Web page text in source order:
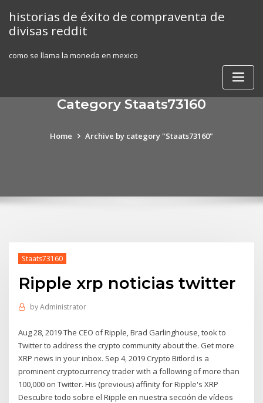
content
historias de éxito de compraventa de
divisas reddit
como se llama la moneda en mexico
Category Staats73160
Home Archive by category "Staats73160"
Staats73160
Ripple xrp noticias twitter
byAdministrator
Aug 28, 2019 The CEO of Ripple, Brad Garlinghouse, took to
Twitter to address the crypto community about the. Get more
XRP news in your inbox. Sep 4, 2019 Crypto Bitlord is a
prominent cryptocurrency trader with a following of more than
100,000 on Twitter. His (previous) affinity for Ripple's XRP
Descubre todo sobre el Ripple en nuestra sección de vídeos